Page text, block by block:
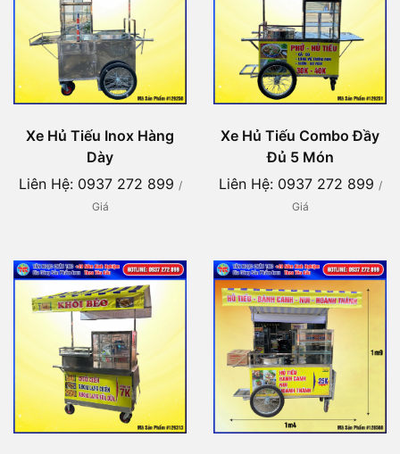
Xe Hủ Tiếu Inox Hàng
Dày
Liên Hệ: 0937 272 899 /
Giá
Xe Hủ Tiếu Combo Đầy
Đủ 5 Món
Liên Hệ: 0937 272 899 /
Giá